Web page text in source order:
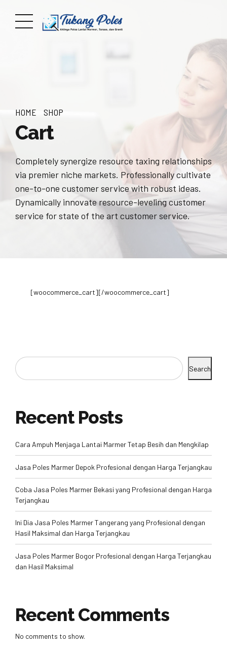
HOME SHOP
Cart
Completely synergize resource taxing relationships
via premier niche markets. Professionally cultivate
one-to-one customer service with robust ideas.
Dynamically innovate resource-leveling customer
service for state of the art customer service.
[woocommerce_cart][/woocommerce_cart]
Search
Recent Posts
Cara Ampuh Menjaga Lantai Marmer Tetap Besih dan Mengkilap
Jasa Poles Marmer Depok Profesional dengan Harga Terjangkau
Coba Jasa Poles Marmer Bekasi yang Profesional dengan Harga
Terjangkau
Ini Dia Jasa Poles Marmer Tangerang yang Profesional dengan
Hasil Maksimal dan Harga Terjangkau
Jasa Poles Marmer Bogor Profesional dengan Harga Terjangkau
dan Hasil Maksimal
Recent Comments
No comments to show.